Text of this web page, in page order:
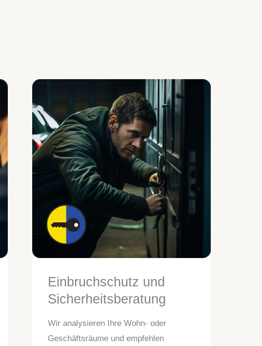
Einbruchschutz und
Sicherheitsberatung
Wir analysieren Ihre Wohn- oder
Geschäftsräume und empfehlen